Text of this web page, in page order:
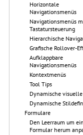
Horizontale
Navigationsmenüs
Navigationsmenüs
Tastatursteuerung
Hierarchische
Grafische Rollover-
Aufklappbare
Navigationsmenüs
Kontextmenüs
Tool Tips
Dynamische
Dynamische
Formulare
Den Leerraum um ein
Formular herum